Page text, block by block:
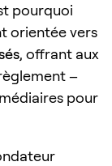
pourquoi
orientée vers
, offrant aux
–
pour